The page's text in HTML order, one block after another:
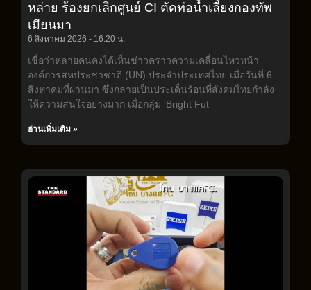
หล่าย ร้องยกเลิกศูนย์ CI ตัดท่อน้ำเลี้ยงกองทัพ
เมียนมา
6 สิงหาคม 2026 16:20 น.
เชื่อว่าหลายคนคงได้เห็นข่าวคราวความเคลื่อนไหวหน้า
องค์การสหประชาชาติ (UN) ประจำประเทศไทย เมื่อวันที่ 6
สิงหาคมที่ผ่านมา ซึ่งกลายเป็นประเด็นร้อนที่สังคมไทยกำลัง
ให้ความสนใจอย่างมาก เมื่อกลุ่ม ‘Bright Fut
อ่านเพิ่มเติม »